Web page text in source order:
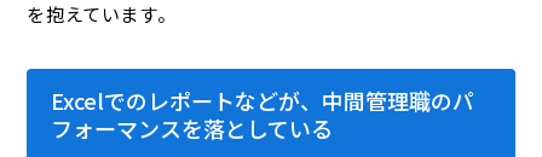
を抱えています。
Excelでのレポートなどが、中間管理職のパ
フォーマンスを落としている